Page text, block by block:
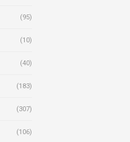
(95)
(10)
(40)
(183)
(307)
(106)